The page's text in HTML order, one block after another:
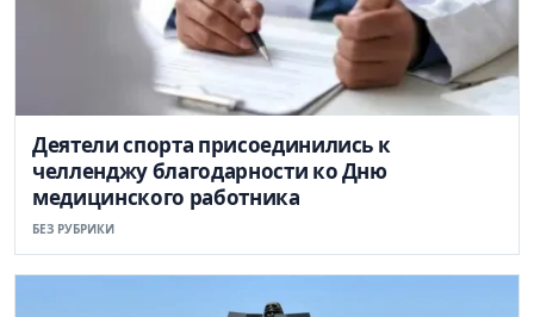
Деятели спорта присоединились к
челленджу благодарности ко Дню
медицинского работника
БЕЗ РУБРИКИ